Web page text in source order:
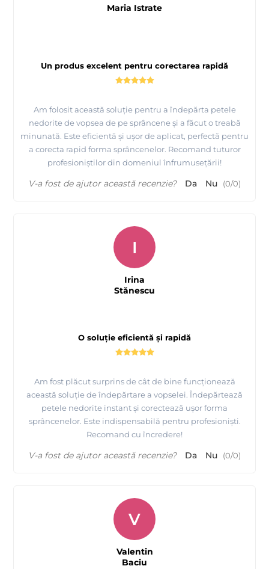
Un produs excelent pentru corectarea rapidă
Am folosit această soluție pentru a îndepărta petele
nedorite de vopsea de pe sprâncene și a făcut o treabă
minunată. Este eficientă și ușor de aplicat, perfectă pentru
a corecta rapid forma sprâncenelor. Recomand tuturor
profesioniștilor din domeniul înfrumusețării!
Maria Istrate
V-a fost de ajutor această recenzie? Da Nu (0/0)
O soluție eficientă și rapidă
Am fost plăcut surprins de cât de bine funcționează
această soluție de îndepărtare a vopselei. Îndepărtează
petele nedorite instant și corectează ușor forma
sprâncenelor. Este indispensabilă pentru profesioniști.
Recomand cu încredere!
I
Irina
Stănescu
V-a fost de ajutor această recenzie? Da Nu (0/0)
V
Valentin
Baciu